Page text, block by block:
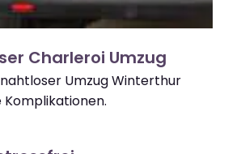
Charleroi Umzug
Umzug Winterthur